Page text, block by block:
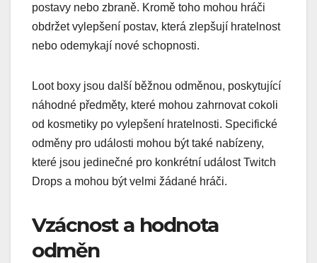
postavy nebo zbraně. Kromě toho mohou hráči
obdržet vylepšení postav, která zlepšují hratelnost
nebo odemykají nové schopnosti.
Loot boxy jsou další běžnou odměnou, poskytující
náhodné předměty, které mohou zahrnovat cokoli
od kosmetiky po vylepšení hratelnosti. Specifické
odměny pro události mohou být také nabízeny,
které jsou jedinečné pro konkrétní událost Twitch
Drops a mohou být velmi žádané hráči.
Vzácnost a hodnota
odměn